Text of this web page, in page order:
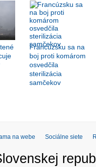
Francúzsku sa na
boj proti komárom
osvedčila
sterilizácia
samčekov
na webe Sociálne siete